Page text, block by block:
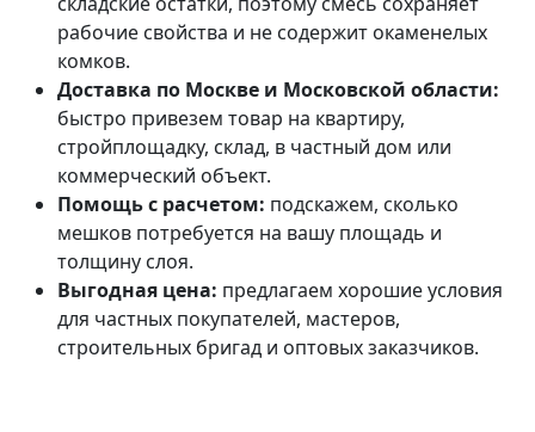
рабочие свойства и не содержит окаменелых
комков.
Доставка по Москве и Московской области:
быстро привезем товар на квартиру,
стройплощадку, склад, в частный дом или
коммерческий объект.
Помощь с расчетом: подскажем, сколько
мешков потребуется на вашу площадь и
толщину слоя.
Выгодная цена: предлагаем хорошие условия
для частных покупателей, мастеров,
строительных бригад и оптовых заказчиков.